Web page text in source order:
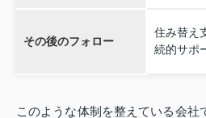
その後のフォロー
住み替え
続的サポ
このような体制を整えている会社